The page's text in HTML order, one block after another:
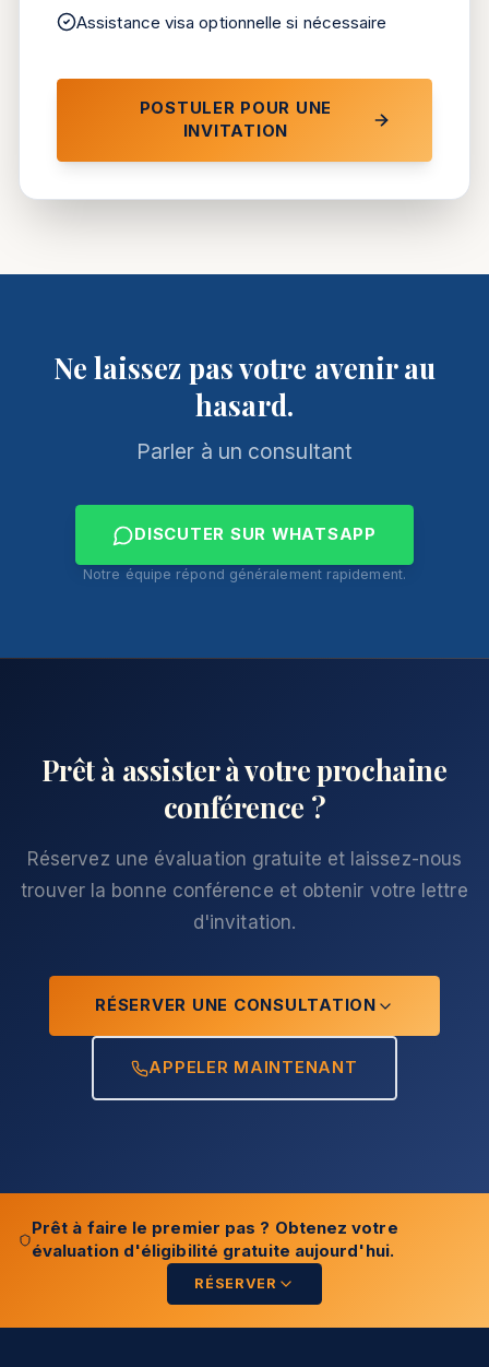
Assistance visa optionnelle si nécessaire
POSTULER POUR UNE
INVITATION
Ne laissez pas votre avenir au
hasard.
Parler à un consultant
DISCUTER SUR WHATSAPP
Notre équipe répond généralement rapidement.
Prêt à assister à votre prochaine
conférence ?
Réservez une évaluation gratuite et laissez-nous
trouver la bonne conférence et obtenir votre lettre
d'invitation.
RÉSERVER UNE CONSULTATION
APPELER MAINTENANT
Prêt à faire le premier pas ? Obtenez votre
évaluation d'éligibilité gratuite aujourd'hui.
RÉSERVER